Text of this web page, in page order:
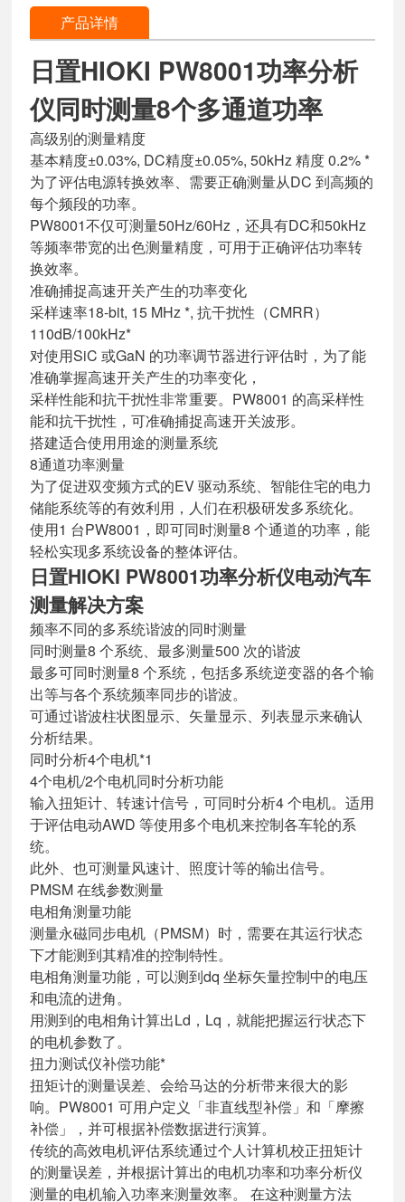
析仪详细产品资
料介绍
产品详情
日置HIOKI PW8001功率分析
仪同时测量8个多通道功率
高级别的测量精度
基本精度±0.03%, DC精度±0.05%, 50kHz 精度 0.2% *
为了评估电源转换效率、需要正确测量从DC 到高频的
每个频段的功率。
PW8001不仅可测量50Hz/60Hz，还具有DC和50kHz
等频率带宽的出色测量精度，可用于正确评估功率转
换效率。
准确捕捉高速开关产生的功率变化
采样速率18-bit, 15 MHz *, 抗干扰性（CMRR）
110dB/100kHz*
对使用SiC 或GaN 的功率调节器进行评估时，为了能
准确掌握高速开关产生的功率变化，
采样性能和抗干扰性非常重要。PW8001 的高采样性
能和抗干扰性，可准确捕捉高速开关波形。
搭建适合使用用途的测量系统
8通道功率测量
为了促进双变频方式的EV 驱动系统、智能住宅的电力
储能系统等的有效利用，人们在积极研发多系统化。
使用1 台PW8001，即可同时测量8 个通道的功率，能
轻松实现多系统设备的整体评估。
日置HIOKI PW8001功率分析仪电动汽车
测量解决方案
频率不同的多系统谐波的同时测量
同时测量8 个系统、最多测量500 次的谐波
最多可同时测量8 个系统，包括多系统逆变器的各个输
出等与各个系统频率同步的谐波。
可通过谐波柱状图显示、矢量显示、列表显示来确认
分析结果。
同时分析4个电机*1
4个电机/2个电机同时分析功能
输入扭矩计、转速计信号，可同时分析4 个电机。适用
于评估电动AWD 等使用多个电机来控制各车轮的系
统。
此外、也可测量风速计、照度计等的输出信号。
PMSM 在线参数测量
电相角测量功能
测量永磁同步电机（PMSM）时，需要在其运行状态
下才能测到其精准的控制特性。
电相角测量功能，可以测到dq 坐标矢量控制中的电压
和电流的进角。
用测到的电相角计算出Ld，Lq，就能把握运行状态下
的电机参数了。
扭力测试仪补偿功能*
扭矩计的测量误差、会给马达的分析带来很大的影
响。PW8001 可用户定义「非直线型补偿」和「摩擦
补偿」，并可根据补偿数据进行演算。
传统的高效电机评估系统通过个人计算机校正扭矩计
的测量误差，并根据计算出的电机功率和功率分析仪
测量的电机输入功率来测量效率。 在这种测量方法